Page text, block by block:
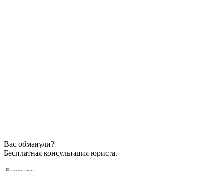
Вас обманули?
Бесплатная консультация юриста.